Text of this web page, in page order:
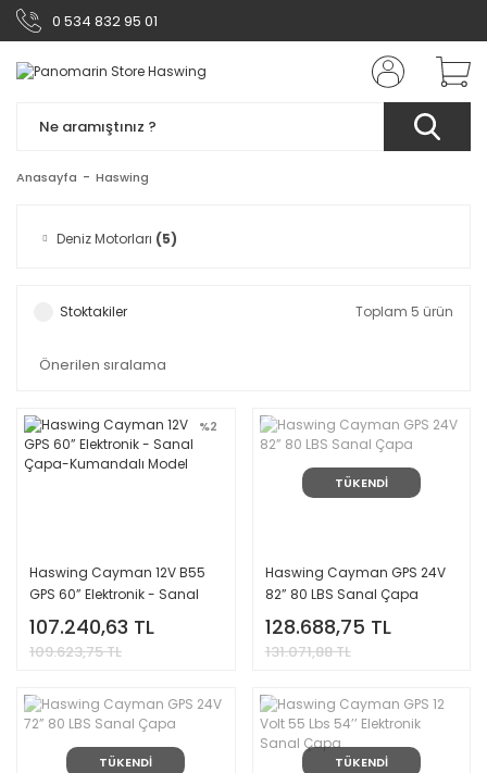
0 534 832 95 01
Anasayfa Haswing
Deniz Motorları (5)
Stoktakiler Toplam 5 ürün
%2
Haswing Cayman 12V B55
GPS 60” Elektronik - Sanal
Çapa-Kumandalı Model
107.240,63 TL
109.623,75 TL
TÜKENDİ
Haswing Cayman GPS 24V
82” 80 LBS Sanal Çapa
128.688,75 TL
131.071,88 TL
TÜKENDİ TÜKENDİ